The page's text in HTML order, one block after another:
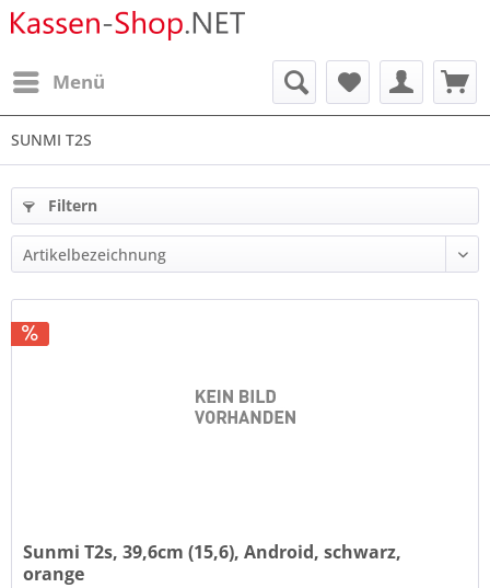
Menü
SUNMI T2S
Filtern
Sunmi T2s, 39,6cm (15,6), Android, schwarz,
orange